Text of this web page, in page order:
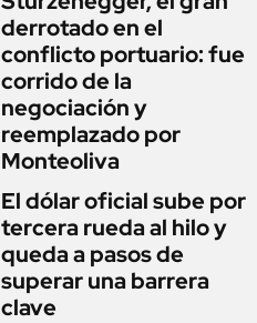
derrotado en el
conflicto portuario: fue
corrido de la
negociación y
reemplazado por
Monteoliva
El dólar oficial sube por
tercera rueda al hilo y
queda a pasos de
superar una barrera
clave